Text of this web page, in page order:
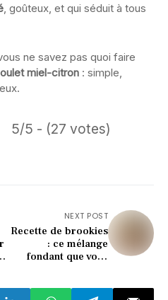
, goûteux, et qui séduit à tous
ne savez pas quoi faire
miel-citron : simple,
5/5 - (27 votes)
NEXT POST
Recette de brookies
: ce mélange
fondant que vous